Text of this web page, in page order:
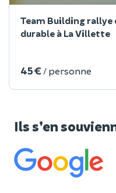
Team Building
durable à La Villette
45 € / personne
Ils s’en